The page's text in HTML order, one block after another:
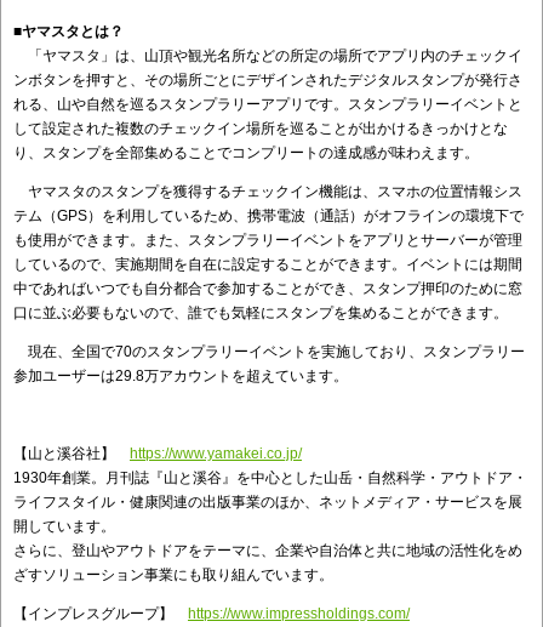
■ヤマスタとは？
「ヤマスタ」は、山頂や観光名所などの所定の場所でアプリ内のチェックイ
ンボタンを押すと、その場所ごとにデザインされたデジタルスタンプが発行さ
れる、山や自然を巡るスタンプラリーアプリです。スタンプラリーイベントと
して設定された複数のチェックイン場所を巡ることが出かけるきっかけとな
り、スタンプを全部集めることでコンプリートの達成感が味わえます。
ヤマスタのスタンプを獲得するチェックイン機能は、スマホの位置情報シス
テム（GPS）を利用しているため、携帯電波（通話）がオフラインの環境下で
も使用ができます。また、スタンプラリーイベントをアプリとサーバーが管理
しているので、実施期間を自在に設定することができます。イベントには期間
中であればいつでも自分都合で参加することができ、スタンプ押印のために窓
口に並ぶ必要もないので、誰でも気軽にスタンプを集めることができます。
現在、全国で70のスタンプラリーイベントを実施しており、スタンプラリー
参加ユーザーは29.8万アカウントを超えています。
【山と溪谷社】 https://www.yamakei.co.jp/
1930年創業。月刊誌『山と溪谷』を中心とした山岳・自然科学・アウトドア・
ライフスタイル・健康関連の出版事業のほか、ネットメディア・サービスを展
開しています。
さらに、登山やアウトドアをテーマに、企業や自治体と共に地域の活性化をめ
ざすソリューション事業にも取り組んでいます。
【インプレスグループ】 https://www.impressholdings.com/